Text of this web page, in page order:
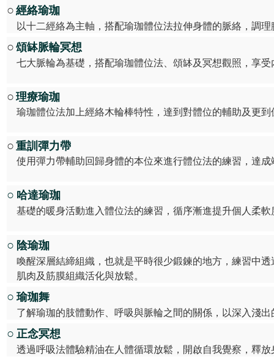
○經絡瑜珈
以十二經絡為主軸，搭配瑜珈體位法拉伸身體的脈絡，調
○頌缽脈輪冥想
七大脈輪為基礎，搭配瑜珈體位法、頌缽及冥想觀照，享
○理療瑜珈
瑜珈體位法加上經絡木輪棒特性，達到對體位的輔助及更到
○重訓彈力帶
使用彈力帶輔助回歸身體的本位來進行體位法的練習，達
○ 哈達瑜珈
基礎的暖身活動進入體位法的練習，循序漸進提升個人柔
○ 陰瑜珈
喚醒深層結締組織，也就是平時很少鍛鍊的地方，練習中
肌肉及筋膜組織活化與放鬆。
○ 瑜珈舞
了解瑜珈的肢體動作、呼吸與脈輪之間的關係，以深入淺
○ 正念冥想
透過呼吸法體驗精油在人體循環放鬆，開啟自我覺察，釋放